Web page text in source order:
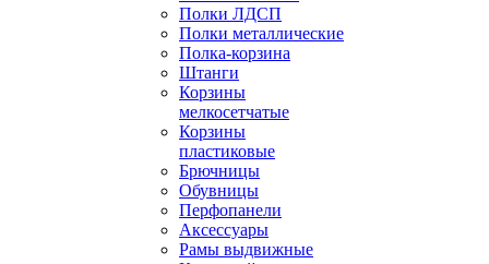
Полки ЛДСП
Полки металлические
Полка-корзина
Штанги
Корзины
мелкосетчатые
Корзины
пластиковые
Брючницы
Обувницы
Перфопанели
Аксессуары
Рамы выдвижные